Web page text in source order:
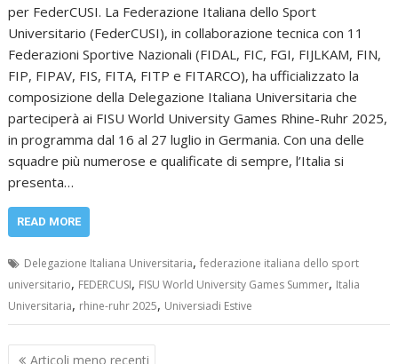
per FederCUSI. La Federazione Italiana dello Sport
Universitario (FederCUSI), in collaborazione tecnica con 11
Federazioni Sportive Nazionali (FIDAL, FIC, FGI, FIJLKAM, FIN,
FIP, FIPAV, FIS, FITA, FITP e FITARCO), ha ufficializzato la
composizione della Delegazione Italiana Universitaria che
parteciperà ai FISU World University Games Rhine-Ruhr 2025,
in programma dal 16 al 27 luglio in Germania. Con una delle
squadre più numerose e qualificate di sempre, l’Italia si
presenta…
READ MORE
Delegazione Italiana Universitaria,federazione italiana dello sport
universitario, FEDERCUSI, FISU World University Games Summer, Italia
Universitaria, rhine-ruhr 2025, Universiadi Estive
Navigazione
Articoli meno recenti